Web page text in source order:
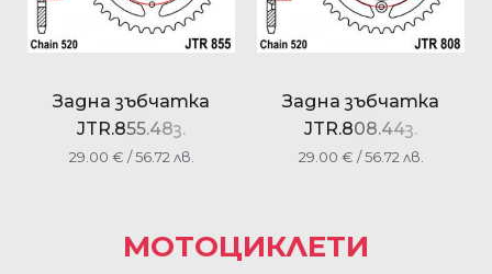
Задна зъбчатка
JTR.855.48з.
29.00 € / 56.72 лв.
Задна зъбчатка
JTR.808.44з.
29.00 € / 56.72 лв.
МОТОЦИКЛЕТИ